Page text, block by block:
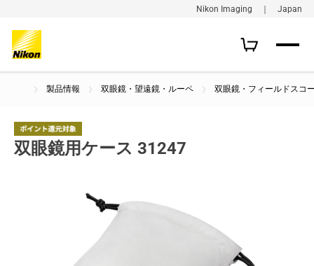
Nikon Imaging ｜ Japan
製品情報 双眼鏡・望遠鏡・ルーペ 双眼鏡・フィールドスコ
双眼鏡用ケース 31247